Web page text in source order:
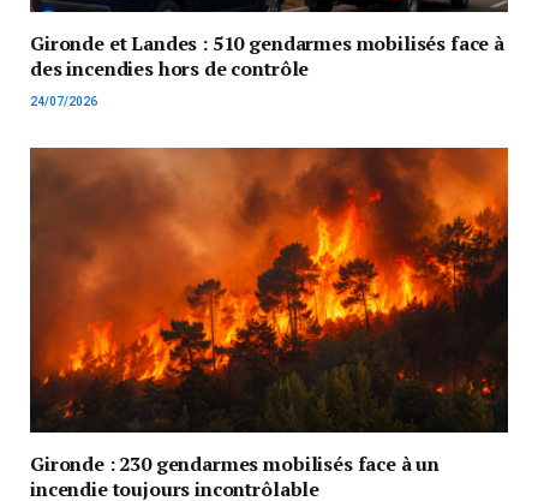
Gironde et Landes : 510 gendarmes mobilisés face à
des incendies hors de contrôle
24/07/2026
Gironde : 230 gendarmes mobilisés face à un
incendie toujours incontrôlable